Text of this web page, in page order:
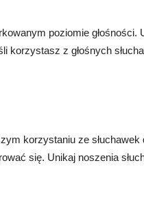
poziomie głośności.
korzystasz z głośnych
korzystaniu ze
się. Unikaj noszenia